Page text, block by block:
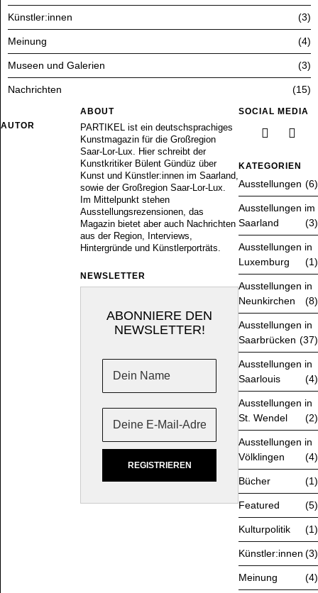
Künstler:innen 3
Meinung 4
Museen und Galerien 3
Nachrichten 15
AUTOR
ABOUT
PARTIKEL ist ein deutschsprachiges
Kunstmagazin für die Großregion
Saar-Lor-Lux. Hier schreibt der
Kunstkritiker Bülent Gündüz über
Kunst und Künstler:innen im Saarland,
sowie der Großregion Saar-Lor-Lux.
Im Mittelpunkt stehen
Ausstellungsrezensionen, das
Magazin bietet aber auch Nachrichten
aus der Region, Interviews,
Hintergründe und Künstlerporträts.
NEWSLETTER
ABONNIERE DEN
NEWSLETTER!
SOCIAL MEDIA
KATEGORIEN
Ausstellungen 6
Ausstellungen im
Saarland
3
Ausstellungen in
Luxemburg
1
Ausstellungen in
Neunkirchen
8
Ausstellungen in
Saarbrücken
37
Ausstellungen in
Saarlouis
4
Ausstellungen in
St. Wendel
2
Ausstellungen in
Völklingen
4
Bücher 1
Featured 5
Kulturpolitik 1
Künstler:innen 3
Meinung 4